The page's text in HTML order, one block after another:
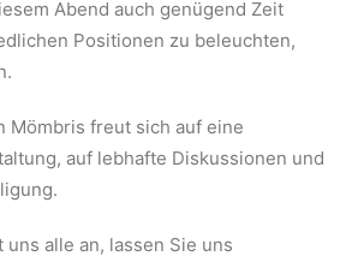
Abend auch genügend Zeit
Positionen zu beleuchten,
Mömbris freut sich auf eine
auf lebhafte Diskussionen und
uns alle an, lassen Sie uns